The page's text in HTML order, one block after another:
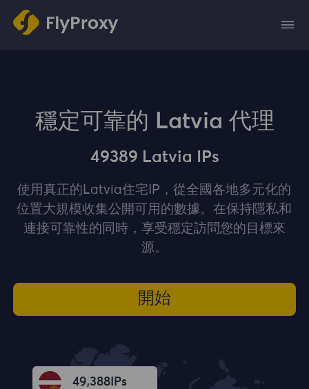
穩定可靠的 Latvia 代理
49389 Latvia IPs
使用真正的Latvia住宅IP，從全國各地多元化的
位置大規模收集公開可用的數據。在保持隱私和
連接可靠性的同時，享受穩定訪問您的目標來
源。
開始
49,389 IPs